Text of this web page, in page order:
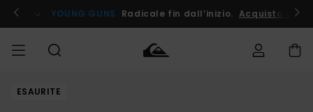
informazioni
prodotto
! YOUNG GUNS Radicale fin dall’inizio. Acquista Ora
UOMO
ESAURITE